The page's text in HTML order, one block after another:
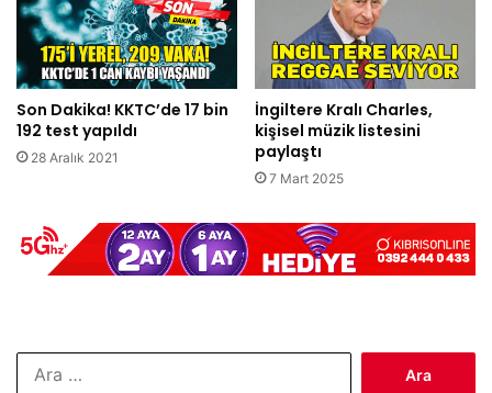
Son Dakika! KKTC’de 17 bin
192 test yapıldı
28 Aralık 2021
İngiltere Kralı Charles,
kişisel müzik listesini
paylaştı
7 Mart 2025